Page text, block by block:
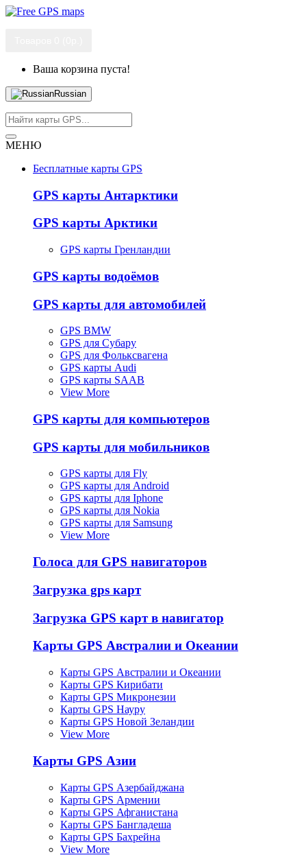
Ваша корзина пуста!
Russian
МЕНЮ
Бесплатные карты GPS
GPS карты Антарктики
GPS карты Арктики
GPS карты Гренландии
GPS карты водоёмов
GPS карты для автомобилей
GPS BMW
GPS для Субару
GPS для Фольксвагена
GPS карты Audi
GPS карты SAAB
View More
GPS карты для компьютеров
GPS карты для мобильников
GPS карты для Fly
GPS карты для Android
GPS карты для Iphone
GPS карты для Nokia
GPS карты для Samsung
View More
Голоса для GPS навигаторов
Загрузка gps карт
Загрузка GPS карт в навигатор
Карты GPS Австралии и Океании
Карты GPS Австралии и Океании
Карты GPS Кирибати
Карты GPS Микронезии
Карты GPS Науру
Карты GPS Новой Зеландии
View More
Карты GPS Азии
Карты GPS Азербайджана
Карты GPS Армении
Карты GPS Афганистана
Карты GPS Бангладеша
Карты GPS Бахрейна
View More